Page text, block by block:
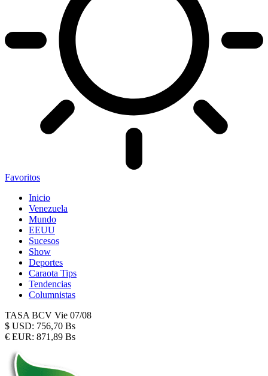
Favoritos
Inicio
Venezuela
Mundo
EEUU
Sucesos
Show
Deportes
Caraota Tips
Tendencias
Columnistas
TASA BCV Vie 07/08
$ USD: 756,70 Bs
€ EUR: 871,89 Bs